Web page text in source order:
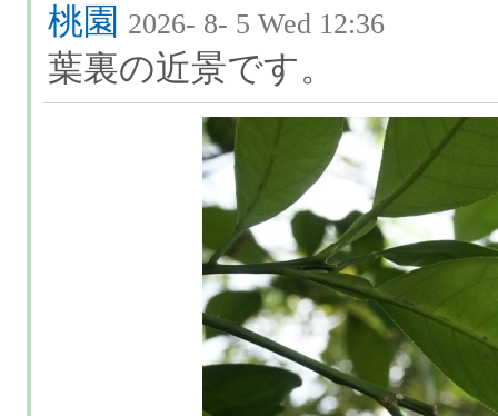
桃園 2026- 8- 5 Wed 12:36
葉裏の近景です。